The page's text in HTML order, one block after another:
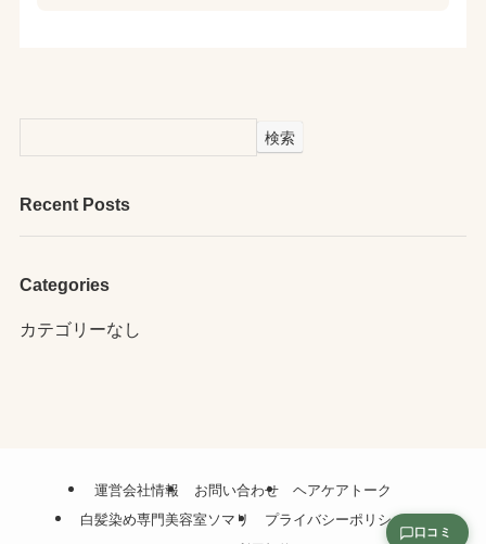
検索
Recent Posts
Categories
カテゴリーなし
運営会社情報 お問い合わせ
ヘアケアトーク
白髪染め専門美容室ソマリ
プライバシーポリシー
口コミ